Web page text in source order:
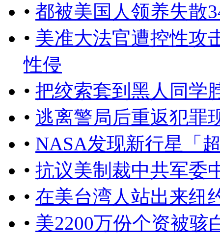
• 都被美国人领养失散
• 美准大法官遭控性攻
性侵
• 把绞索套到黑人同学
• 逃离警局后重返犯罪
• NASA发现新行星「
• 抗议美制裁中共军委
• 在美台湾人站出来纽
• 美2200万份个资被骇